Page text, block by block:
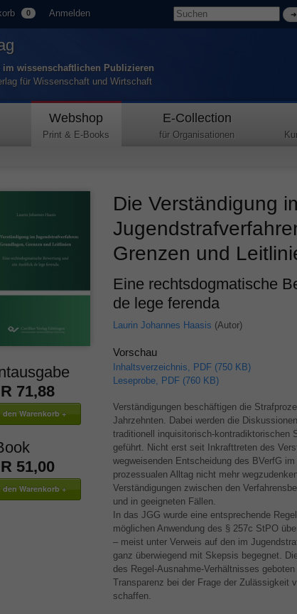
0 Anmelden
im wissenschaftlichen Publizieren
für Wissenschaft und Wirtschaft
Webshop
Print & E-Books
E-Collection
für Organisationen
71,88
51,00
Die Verständigung
Grenzen und
Eine rechtsdogmatische
de lege ferenda
Laurin Johannes Haasis (Autor)
Vorschau
Inhaltsverzeichnis, PDF (750 KB)
Leseprobe, PDF (760 KB)
Verständigungen beschäftigen die
Jahrzehnten. Dabei werden die
traditionell inquisitorisch-kontradiktorischen
geführt. Nicht erst seit Inkrafttreten des
wegweisenden Entscheidung des BVerfG
prozessualen Alltag nicht mehr
Verständigungen zwischen den
und in geeigneten Fällen.
In das JGG wurde eine entsprechende
möglichen Anwendung des § 257c StPO
– meist unter Verweis auf den im
ganz überwiegend mit Skepsis begegnet.
des Regel-Ausnahme-Verhältnisses
Transparenz bei der Frage der Zulässigkeit
schaffen.